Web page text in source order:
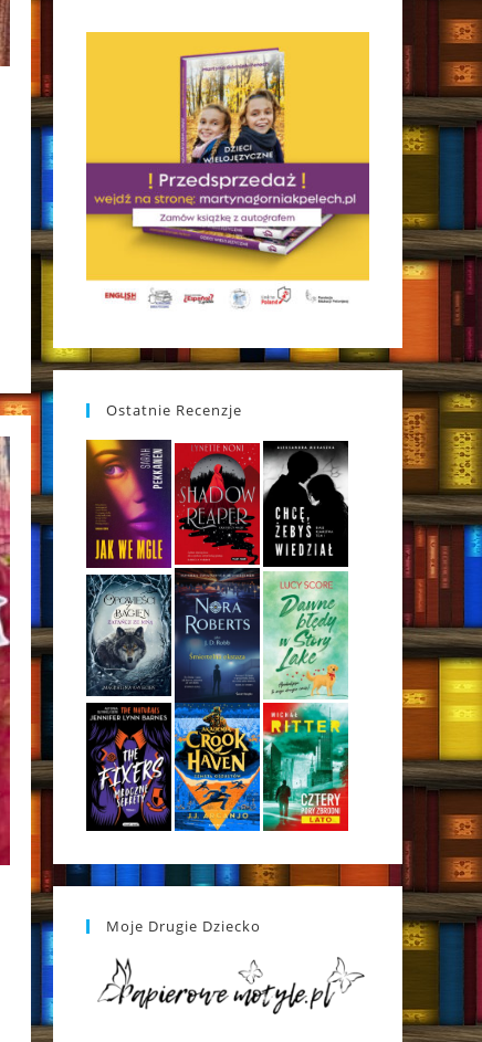
Ostatnie Recenzje
Moje Drugie Dziecko